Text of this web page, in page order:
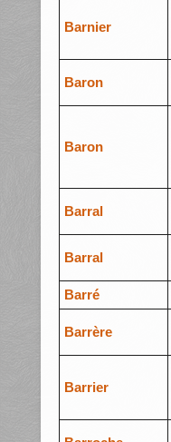
Barnier
Baron
Baron
Barral
Barral
Barré
Barrère
Barrier